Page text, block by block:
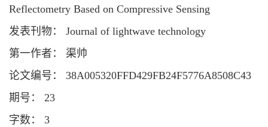
Reflectometry Based on Compressive Sensing
发表刊物： Journal of lightwave technology
第一作者： 渠帅
论文编号： 38A005320FFD429FB24F5776A8508C43
期号： 23
字数： 3